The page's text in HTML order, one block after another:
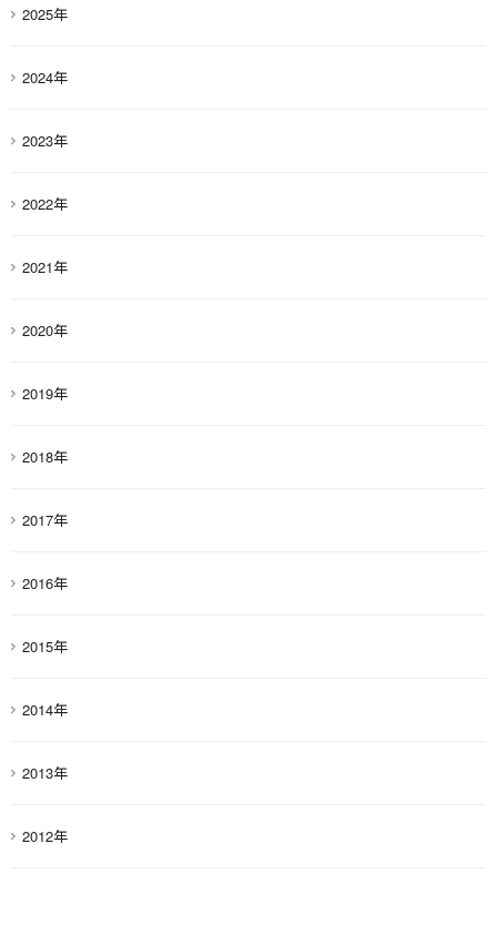
2025年
2024年
2023年
2022年
2021年
2020年
2019年
2018年
2017年
2016年
2015年
2014年
2013年
2012年